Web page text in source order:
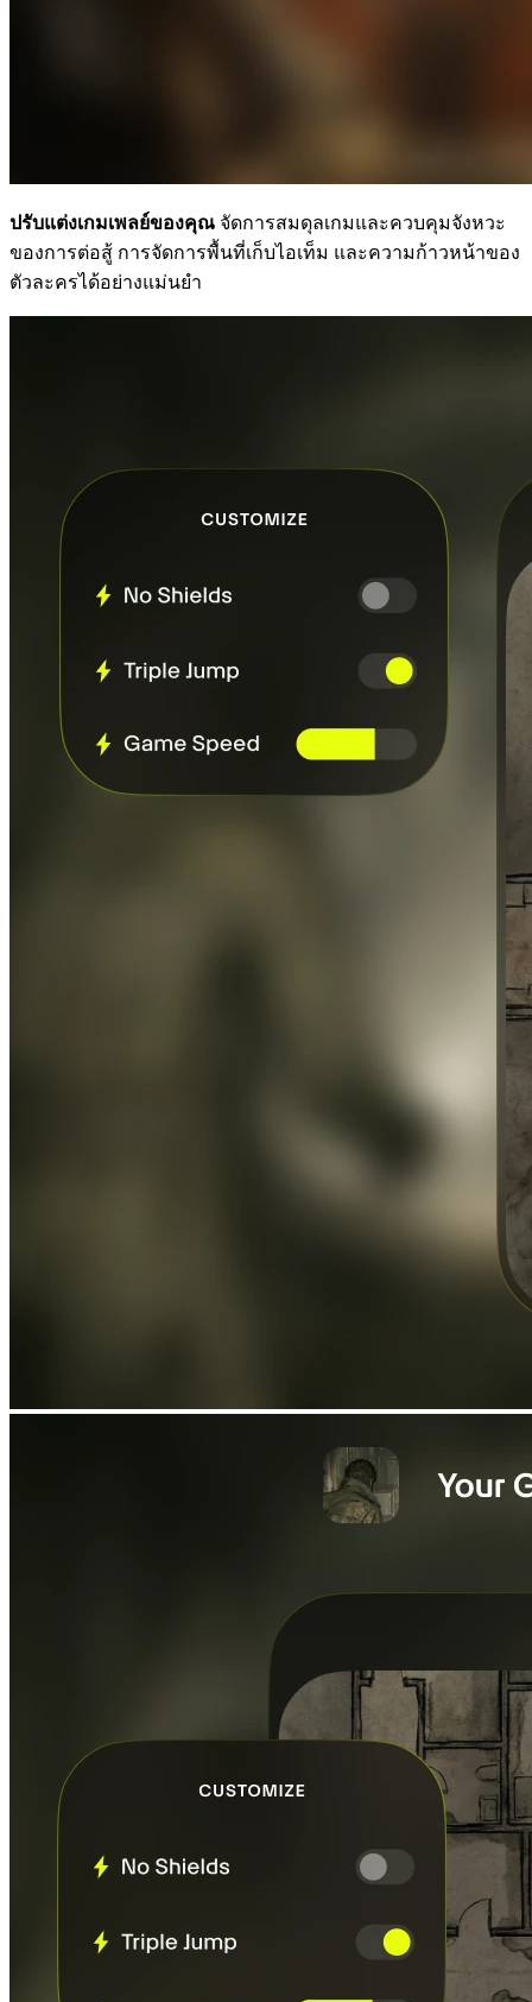
ปรับแต่งเกมเพลย์ของคุณ จัดการสมดุลเกมและควบคุมจังหวะ
ของการต่อสู้ การจัดการพื้นที่เก็บไอเท็ม และความก้าวหน้าของ
ตัวละครได้อย่างแม่นยำ